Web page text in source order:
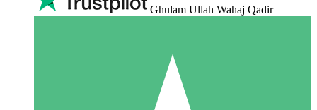
Ghulam Ullah Wahaj Qadir